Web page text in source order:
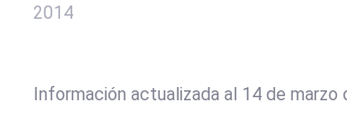
2014
Información actualizada al 14 de marzo